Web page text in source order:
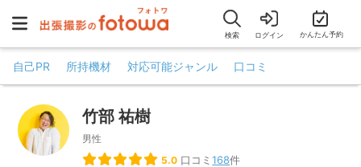
検索 ログイン かんたん予約
自己PR 所持機材 対応可能ジャンル 口コミ
竹部 祐樹
男性
5.0 口コミ168件